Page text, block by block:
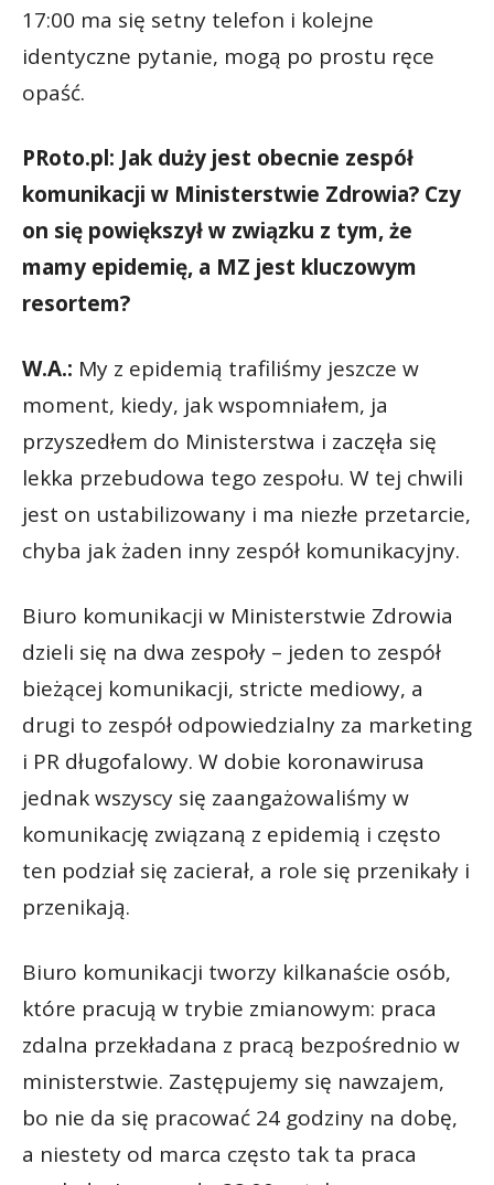
17:00 ma się setny telefon i kolejne
identyczne pytanie, mogą po prostu ręce
opaść.
PRoto.pl: Jak duży jest obecnie zespół
komunikacji w Ministerstwie Zdrowia? Czy
on się powiększył w związku z tym, że
mamy epidemię, a MZ jest kluczowym
resortem?
W.A.: My z epidemią trafiliśmy jeszcze w
moment, kiedy, jak wspomniałem, ja
przyszedłem do Ministerstwa i zaczęła się
lekka przebudowa tego zespołu. W tej chwili
jest on ustabilizowany i ma niezłe przetarcie,
chyba jak żaden inny zespół komunikacyjny.
Biuro komunikacji w Ministerstwie Zdrowia
dzieli się na dwa zespoły – jeden to zespół
bieżącej komunikacji, stricte mediowy, a
drugi to zespół odpowiedzialny za marketing
i PR długofalowy. W dobie koronawirusa
jednak wszyscy się zaangażowaliśmy w
komunikację związaną z epidemią i często
ten podział się zacierał, a role się przenikały i
przenikają.
Biuro komunikacji tworzy kilkanaście osób,
które pracują w trybie zmianowym: praca
zdalna przekładana z pracą bezpośrednio w
ministerstwie. Zastępujemy się nawzajem,
bo nie da się pracować 24 godziny na dobę,
a niestety od marca często tak ta praca